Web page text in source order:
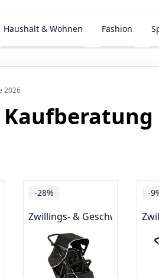
Haushalt & Wohnen Fashion
2026
-28%
Zwillings- &
-